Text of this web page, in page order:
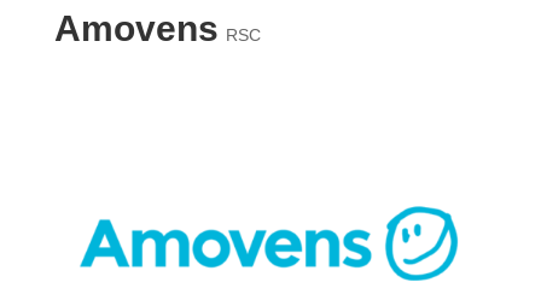
Amovens RSC